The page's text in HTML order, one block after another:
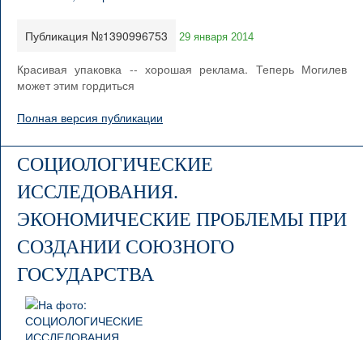
Публикация №1390996753 29 января 2014
Красивая упаковка -- хорошая реклама. Теперь Могилев
может этим гордиться
Полная версия публикации
СОЦИОЛОГИЧЕСКИЕ
ИССЛЕДОВАНИЯ.
ЭКОНОМИЧЕСКИЕ ПРОБЛЕМЫ ПРИ
СОЗДАНИИ СОЮЗНОГО
ГОСУДАРСТВА